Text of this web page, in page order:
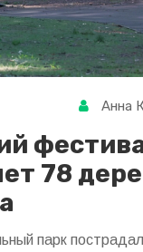
Анна
78
парк